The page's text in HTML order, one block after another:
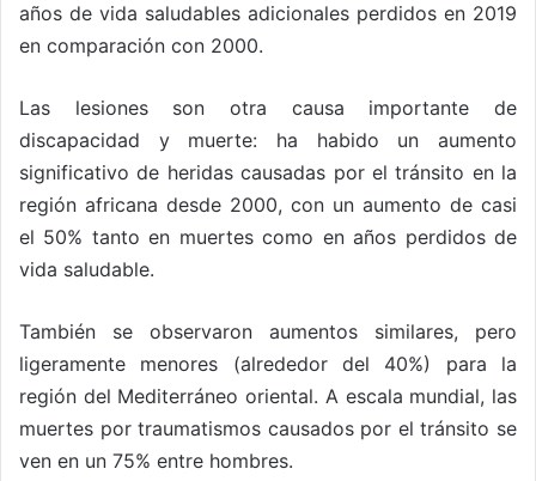
años de vida saludables adicionales perdidos en 2019
en comparación con 2000.
Las lesiones son otra causa importante de
discapacidad y muerte: ha habido un aumento
significativo de heridas causadas por el tránsito en la
región africana desde 2000, con un aumento de casi
el 50% tanto en muertes como en años perdidos de
vida saludable.
También se observaron aumentos similares, pero
ligeramente menores (alrededor del 40%) para la
región del Mediterráneo oriental. A escala mundial, las
muertes por traumatismos causados por el tránsito se
ven en un 75% entre hombres.